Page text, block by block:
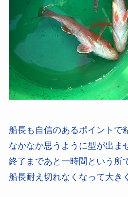
船長も自信のあるポイントで
なかなか思うように型が出ま
終了まであと一時間という所
船長耐え切れなくなって大き